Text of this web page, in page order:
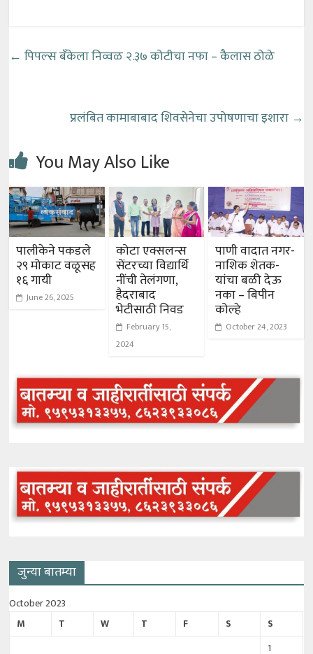
← पिपल्स बँकेला निव्वळ २.३७ कोटीचा नफा – कैलास ठोळे
प्रलंबित कामाबाबाद शिवसेनेचा उपोषणाचा इशारा →
You May Also Like
पालीकेने पकडले
२९ मोकाट वळूसह
१६ गायी
June 26, 2025
कोटा एक्सलन्स
सेंटरच्या विद्यार्थि
नींची तेलंगणा,
हैदराबाद
भेटीसाठी निवड
February 15,
2024
पाणी वादात नगर-
नाशिक शेतक-
यांचा बळी देऊ
नका – बिपीन
कोल्हे
October 24, 2023
जुन्या बातम्या
October 2023
M
T W T F S
S
1